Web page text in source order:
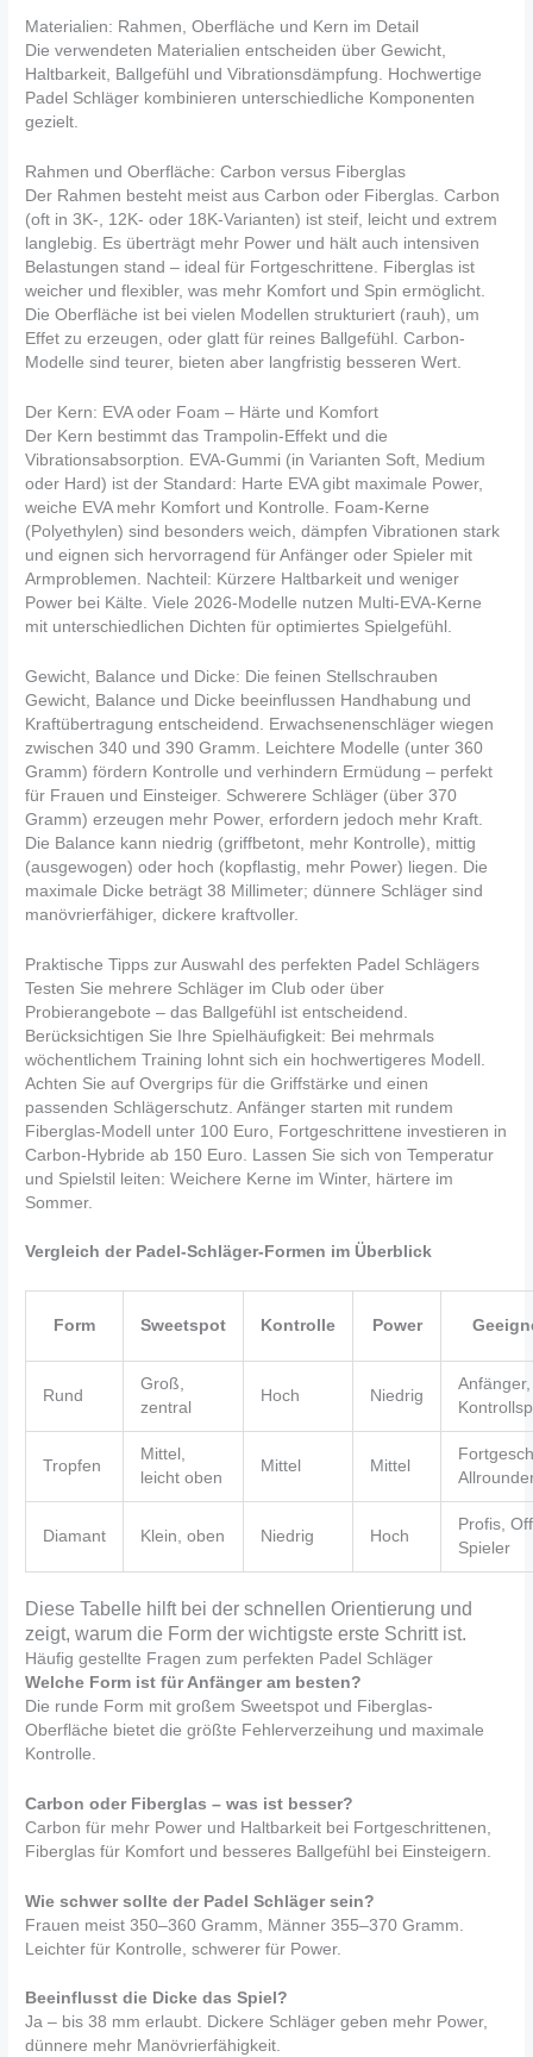
Materialien: Rahmen, Oberfläche und Kern im Detail
Die verwendeten Materialien entscheiden über Gewicht,
Haltbarkeit, Ballgefühl und Vibrationsdämpfung. Hochwertige
Padel Schläger kombinieren unterschiedliche Komponenten
gezielt.
Rahmen und Oberfläche: Carbon versus Fiberglas
Der Rahmen besteht meist aus Carbon oder Fiberglas. Carbon
(oft in 3K-, 12K- oder 18K-Varianten) ist steif, leicht und extrem
langlebig. Es überträgt mehr Power und hält auch intensiven
Belastungen stand – ideal für Fortgeschrittene. Fiberglas ist
weicher und flexibler, was mehr Komfort und Spin ermöglicht.
Die Oberfläche ist bei vielen Modellen strukturiert (rauh), um
Effet zu erzeugen, oder glatt für reines Ballgefühl. Carbon-
Modelle sind teurer, bieten aber langfristig besseren Wert.
Der Kern: EVA oder Foam – Härte und Komfort
Der Kern bestimmt das Trampolin-Effekt und die
Vibrationsabsorption. EVA-Gummi (in Varianten Soft, Medium
oder Hard) ist der Standard: Harte EVA gibt maximale Power,
weiche EVA mehr Komfort und Kontrolle. Foam-Kerne
(Polyethylen) sind besonders weich, dämpfen Vibrationen stark
und eignen sich hervorragend für Anfänger oder Spieler mit
Armproblemen. Nachteil: Kürzere Haltbarkeit und weniger
Power bei Kälte. Viele 2026-Modelle nutzen Multi-EVA-Kerne
mit unterschiedlichen Dichten für optimiertes Spielgefühl.
Gewicht, Balance und Dicke: Die feinen Stellschrauben
Gewicht, Balance und Dicke beeinflussen Handhabung und
Kraftübertragung entscheidend. Erwachsenenschläger wiegen
zwischen 340 und 390 Gramm. Leichtere Modelle (unter 360
Gramm) fördern Kontrolle und verhindern Ermüdung – perfekt
für Frauen und Einsteiger. Schwerere Schläger (über 370
Gramm) erzeugen mehr Power, erfordern jedoch mehr Kraft.
Die Balance kann niedrig (griffbetont, mehr Kontrolle), mittig
(ausgewogen) oder hoch (kopflastig, mehr Power) liegen. Die
maximale Dicke beträgt 38 Millimeter; dünnere Schläger sind
manövrierfähiger, dickere kraftvoller.
Praktische Tipps zur Auswahl des perfekten Padel Schlägers
Testen Sie mehrere Schläger im Club oder über
Probierangebote – das Ballgefühl ist entscheidend.
Berücksichtigen Sie Ihre Spielhäufigkeit: Bei mehrmals
wöchentlichem Training lohnt sich ein hochwertigeres Modell.
Achten Sie auf Overgrips für die Griffstärke und einen
passenden Schlägerschutz. Anfänger starten mit rundem
Fiberglas-Modell unter 100 Euro, Fortgeschrittene investieren in
Carbon-Hybride ab 150 Euro. Lassen Sie sich von Temperatur
und Spielstil leiten: Weichere Kerne im Winter, härtere im
Sommer.
Vergleich der Padel-Schläger-Formen im Überblick
Form Sweetspot Kontrolle Power
Rund
Groß,
zentral
Hoch Niedrig
Anfänger,
Tropfen
Mittel,
leicht oben
Mittel Mittel
Diamant Klein, oben Niedrig Hoch
Profis,
Spieler
Diese Tabelle hilft bei der schnellen Orientierung und
zeigt, warum die Form der wichtigste erste Schritt ist.
Häufig gestellte Fragen zum perfekten Padel Schläger
Welche Form ist für Anfänger am besten?
Die runde Form mit großem Sweetspot und Fiberglas-
Oberfläche bietet die größte Fehlerverzeihung und maximale
Kontrolle.
Carbon oder Fiberglas – was ist besser?
Carbon für mehr Power und Haltbarkeit bei Fortgeschrittenen,
Fiberglas für Komfort und besseres Ballgefühl bei Einsteigern.
Wie schwer sollte der Padel Schläger sein?
Frauen meist 350–360 Gramm, Männer 355–370 Gramm.
Leichter für Kontrolle, schwerer für Power.
Beeinflusst die Dicke das Spiel?
Ja – bis 38 mm erlaubt. Dickere Schläger geben mehr Power,
dünnere mehr Manövrierfähigkeit.